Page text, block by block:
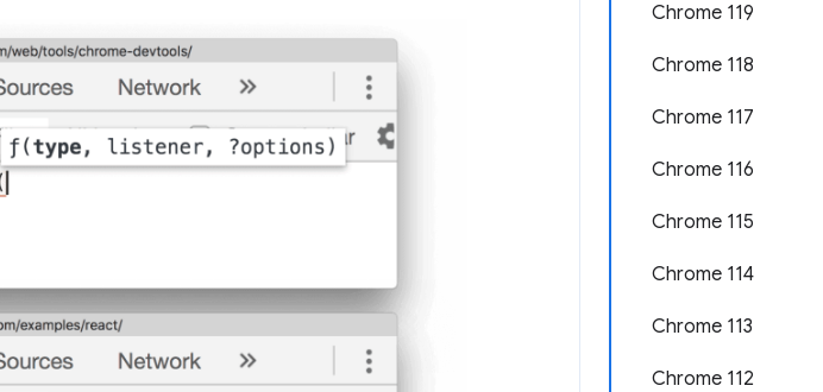
Chrome 119
Chrome 118
Chrome 117
Chrome 116
Chrome 115
Chrome 114
Chrome 113
Chrome 112